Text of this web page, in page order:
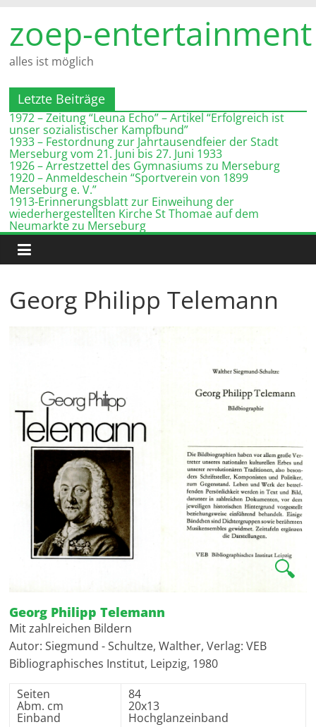
Inhalt
springen
zoep-entertainment
alles ist möglich
Letzte Beiträge
1972 – Zeitung “Leuna Echo” – Artikel “Erfolgreich ist
unser sozialistischer Kampfbund”
1933 – Festordnung zur Jahrtausendfeier der Stadt
Merseburg vom 21. Juni bis 27. Juni 1933
1926 – Arrestzettel des Gymnasiums zu Merseburg
1920 – Anmeldeschein “Sportverein von 1899
Merseburg e. V.”
1913-Erinnerungsblatt zur Einweihung der
wiederhergestellten Kirche St Thomae auf dem
Neumarkte zu Merseburg
Georg Philipp Telemann
🔍
Georg Philipp Telemann
Mit zahlreichen Bildern
Autor: Siegmund - Schultze, Walther, Verlag: VEB
Bibliographisches Institut, Leipzig, 1980
Seiten
Abm. cm
Einband
84
20x13
Hochglanzeinband